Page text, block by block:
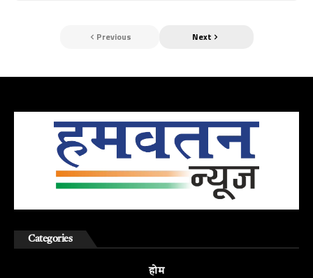
Previous Next
Categories
होम